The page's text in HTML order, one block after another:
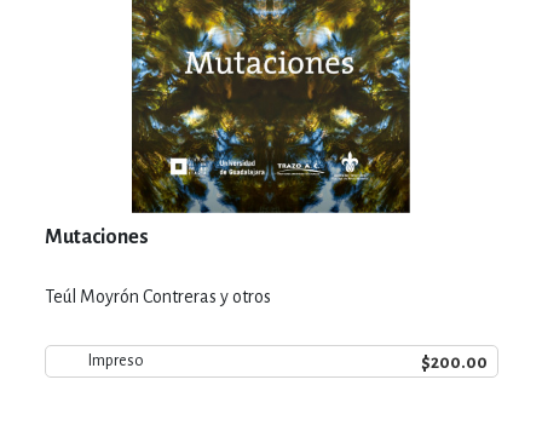
Mutaciones
Teúl Moyrón Contreras y otros
Impreso $200.00